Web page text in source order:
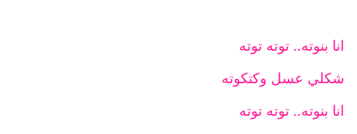
انا بنوته.. توته توته
شكلي عسل وكتكوته
انا بنوته.. توته توته